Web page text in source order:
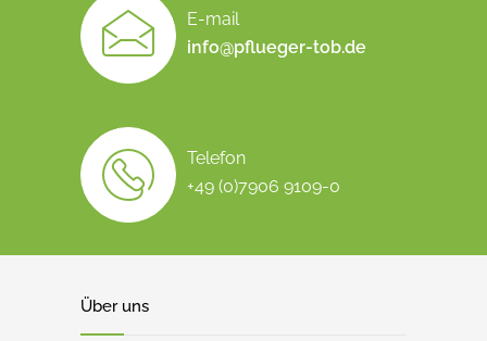
E-mail
info@pflueger-tob.de
Telefon
+49 (0)7906 9109-0
Über uns